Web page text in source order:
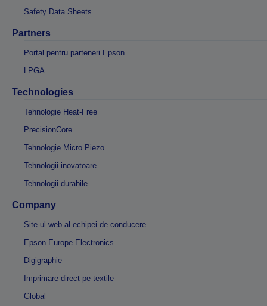
Safety Data Sheets
Partners
Portal pentru parteneri Epson
LPGA
Technologies
Tehnologie Heat-Free
PrecisionCore
Tehnologie Micro Piezo
Tehnologii inovatoare
Tehnologii durabile
Company
Site-ul web al echipei de conducere
Epson Europe Electronics
Digigraphie
Imprimare direct pe textile
Global